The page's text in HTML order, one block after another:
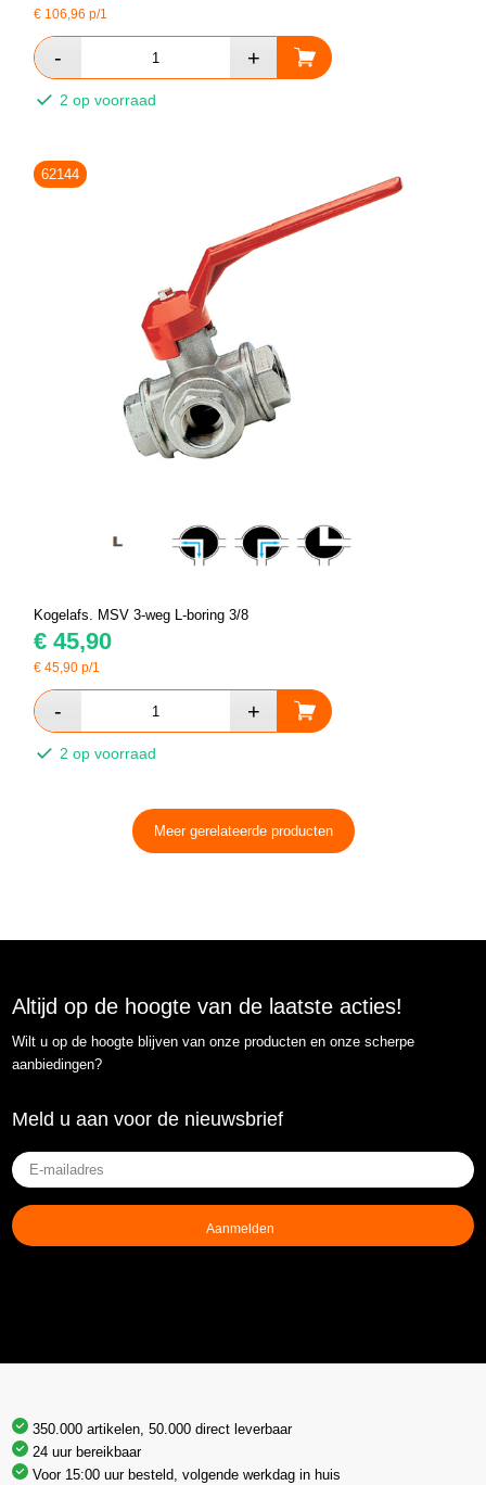
€ 106,96 p/1
2 op voorraad
62144
Kogelafs. MSV 3-weg L-boring 3/8
€ 45,90
€45,90 p/1
2 op voorraad
Meer gerelateerde producten
Altijd op de hoogte van de laatste acties!
Wilt u op de hoogte blijven van onze producten en onze scherpe
aanbiedingen?
Meld u aan voor de nieuwsbrief
E-
mailadres
(Vereist)
350.000 artikelen, 50.000 direct leverbaar
24 uur bereikbaar
Voor 15:00 uur besteld, volgende werkdag in huis